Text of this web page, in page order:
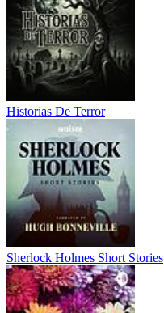
Historias De Terror
Sherlock Holmes Short Stories